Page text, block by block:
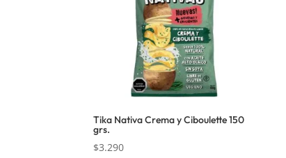
Tika Nativa Crema y Ciboulette 150
grs.
$3.290